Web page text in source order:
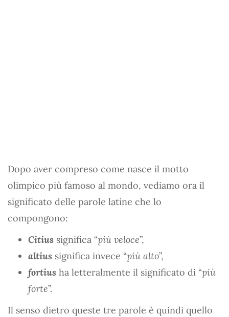
Dopo aver compreso come nasce il motto
olimpico più famoso al mondo, vediamo ora il
significato delle parole latine che lo
compongono:
Citius significa “più veloce”,
altius significa invece “più alto”,
fortius ha letteralmente il significato di “più
forte”.
Il senso dietro queste tre parole è quindi quello